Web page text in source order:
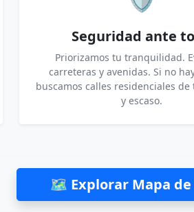
Seguridad ante
Priorizamos tu tranquilidad.
carreteras y avenidas. Si no
buscamos calles residenciales
y escaso.
🗺 Explorar Mapa de